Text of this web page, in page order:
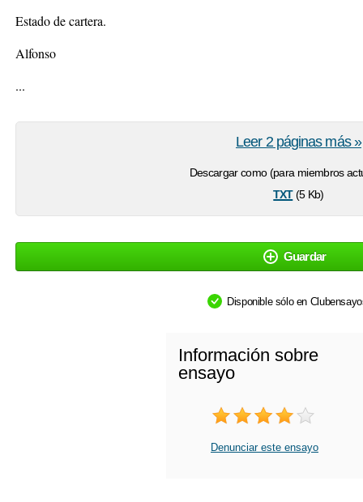
Estado de cartera.
Alfonso
...
Descargar como (para miembros
txt(5 Kb)
Leer 2 páginas más »
Guardar
Disponible sólo en
Información sobre
ensayo
Denunciar este ensayo